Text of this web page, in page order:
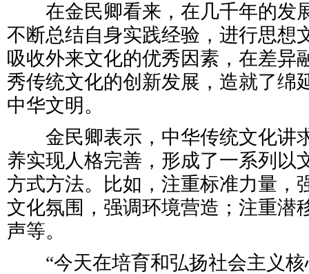
在金民卿看来，在几千年的发
不断总结自身实践经验，进行思想
吸收外来文化的优秀因素，在差异
秀传统文化的创新发展，造就了绵
中华文明。
金民卿表示，中华传统文化讲
养实现人格完善，形成了一系列以
方式方法。比如，注重标准力量，
文化氛围，强调环境营造；注重潜
声等。
“今天在培育和弘扬社会主义核